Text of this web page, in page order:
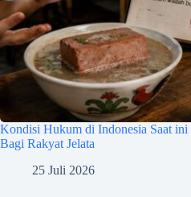
Kondisi Hukum di Indonesia Saat ini
Bagi Rakyat Jelata
25 Juli 2026